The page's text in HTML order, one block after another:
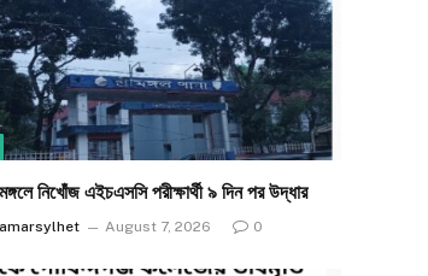
নিখোঁজ এইচএসসি পরীক্ষার্থী ৯ দিন পর উদ্ধার
amarsylhet August 7, 2026 0